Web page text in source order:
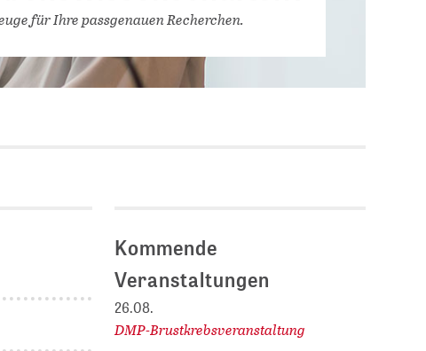
(DBIS)
Abschlussarbeiten bei
für Ihre passgenauen Recherchen.
Kommende
Veranstaltungen
26.08.
DMP-Brustkrebsveranstaltung